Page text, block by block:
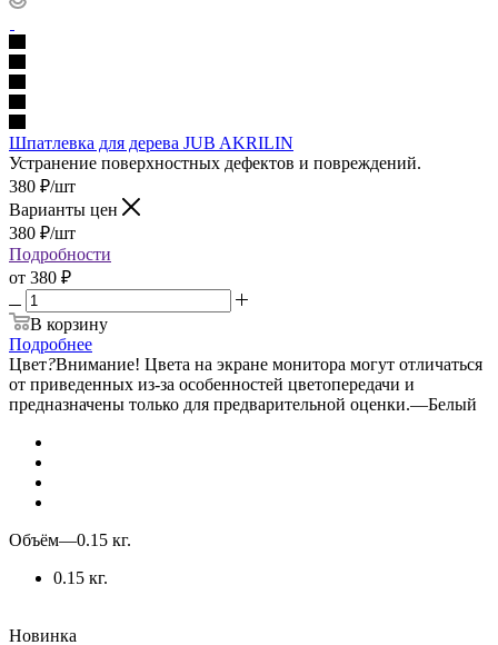
Шпатлевка для дерева JUB AKRILIN
Устранение поверхностных дефектов и повреждений.
380 ₽/шт
Варианты цен
380 ₽/шт
Подробности
от 380 ₽
В корзину
Подробнее
Цвет?Внимание! Цвета на экране монитора могут отличаться
от приведенных из-за особенностей цветопередачи и
предназначены только для предварительной оценки.—Белый
Объём—0.15 кг.
0.15 кг.
Новинка